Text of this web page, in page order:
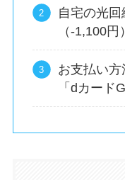
自宅の光回
（-1,100円）
お支払い
「dカード